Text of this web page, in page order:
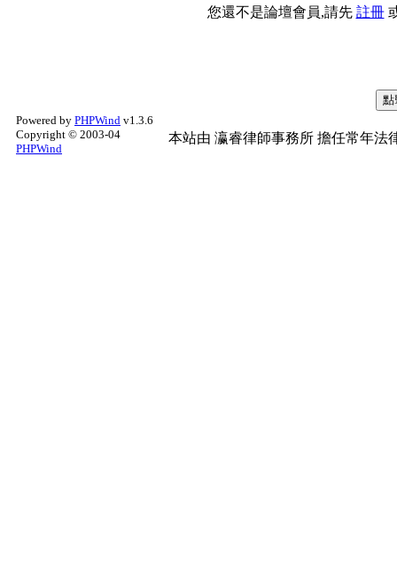
您還不是論壇會員,請先 註冊
Powered by PHPWind v1.3.6
Copyright © 2003-04
PHPWind
本站由 瀛睿律師事務所 擔任常年法